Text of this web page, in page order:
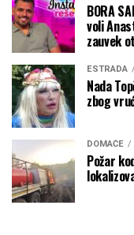
BORA
voli
zauvek
ESTRADA
Nada
zbog
DOMAĆE
Požar